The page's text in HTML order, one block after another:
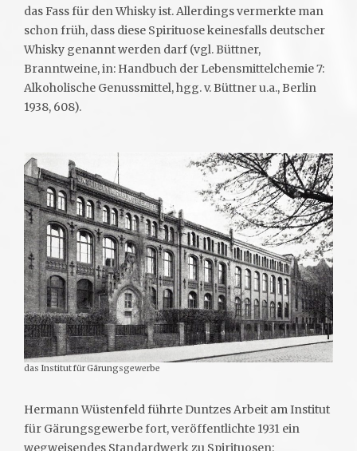
das Fass für den Whisky ist. Allerdings vermerkte man
schon früh, dass diese Spirituose keinesfalls deutscher
Whisky genannt werden darf (vgl. Büttner,
Branntweine, in: Handbuch der Lebensmittelchemie 7:
Alkoholische Genussmittel, hgg. v. Büttner u.a., Berlin
1938, 608).
das Institut für Gärungsgewerbe
Hermann Wüstenfeld führte Duntzes Arbeit am Institut
für Gärungsgewerbe fort, veröffentlichte 1931 ein
wegweisendes Standardwerk zu Spirituosen: